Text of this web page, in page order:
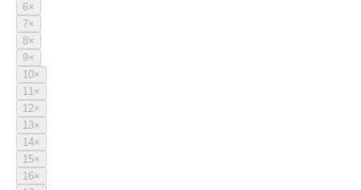
6×
7×
8×
9×
10×
11×
12×
13×
14×
15×
16×